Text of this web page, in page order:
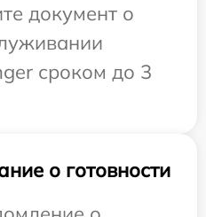
документ о
сроком до 3
о готовности